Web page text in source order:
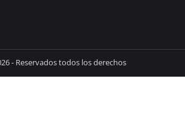
- Reservados todos los derechos